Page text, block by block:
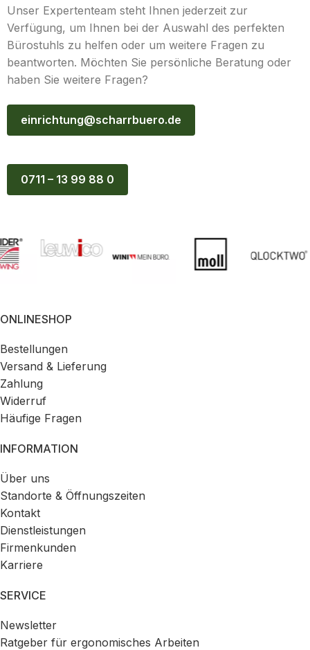
Unser Expertenteam steht Ihnen jederzeit zur
Verfügung, um Ihnen bei der Auswahl des perfekten
Bürostuhls zu helfen oder um weitere Fragen zu
beantworten. Möchten Sie persönliche Beratung oder
haben Sie weitere Fragen?
einrichtung@scharrbuero.de
0711 – 13 99 88 0
ONLINESHOP
Bestellungen
Versand & Lieferung
Zahlung
Widerruf
Häufige Fragen
INFORMATION
Über uns
Standorte & Öffnungszeiten
Kontakt
Dienstleistungen
Firmenkunden
Karriere
SERVICE
Newsletter
Ratgeber für ergonomisches Arbeiten